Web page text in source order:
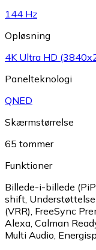
144 Hz
Opløsning
4K Ultra HD
Panelteknologi
QNED
Skærmstørrelse
65 tommer
Funktioner
Billede-i-billede
shift,
(VRR), FreeSync
Alexa, Calman
Multi Audio,